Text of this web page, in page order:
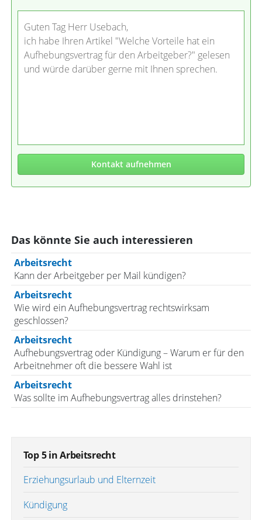
Guten Tag Herr Usebach,
ich habe Ihren Artikel "Welche Vorteile hat ein
Aufhebungsvertrag für den Arbeitgeber?" gelesen
und würde darüber gerne mit Ihnen sprechen.
Kontakt aufnehmen
Das könnte Sie auch interessieren
Arbeitsrecht
Kann der Arbeitgeber per Mail kündigen?
Arbeitsrecht
Wie wird ein Aufhebungsvertrag rechtswirksam
geschlossen?
Arbeitsrecht
Aufhebungsvertrag oder Kündigung – Warum er für den
Arbeitnehmer oft die bessere Wahl ist
Arbeitsrecht
Was sollte im Aufhebungsvertrag alles drinstehen?
Top 5 in Arbeitsrecht
Erziehungsurlaub und Elternzeit
Kündigung